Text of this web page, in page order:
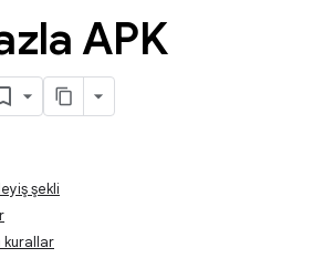
APK
şekli
kurallar